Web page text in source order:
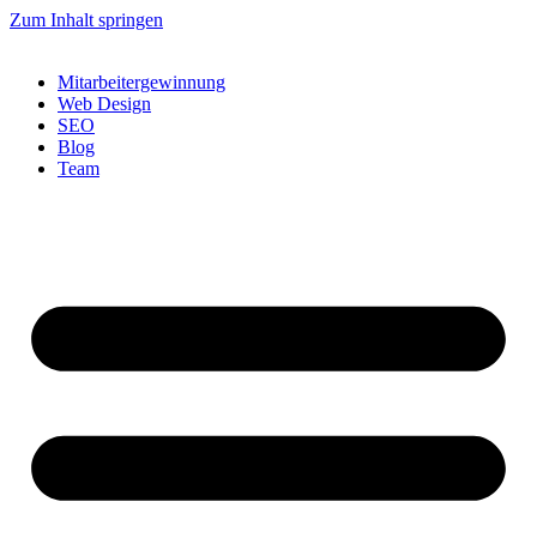
Zum Inhalt springen
Mitarbeitergewinnung
Web Design
SEO
Blog
Team